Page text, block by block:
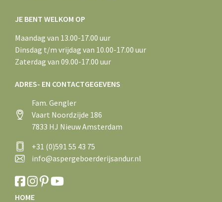
JE BENT WELKOM OP
Maandag van 13.00-17.00 uur
Dinsdag t/m vrijdag van 10.00-17.00 uur
Zaterdag van 09.00-17.00 uur
ADRES- EN CONTACTGEGEVENS
Fam. Gengler
Vaart Noordzijde 186
7833 HJ Nieuw Amsterdam
+31 (0)591 55 43 75
info@aspergeboerderijsandur.nl
HOME